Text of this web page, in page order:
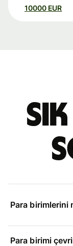
10000 EUR
Para birimlerini
Para birimi